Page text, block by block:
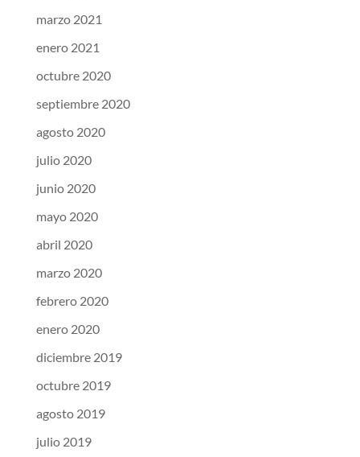
marzo 2021
enero 2021
octubre 2020
septiembre 2020
agosto 2020
julio 2020
junio 2020
mayo 2020
abril 2020
marzo 2020
febrero 2020
enero 2020
diciembre 2019
octubre 2019
agosto 2019
julio 2019